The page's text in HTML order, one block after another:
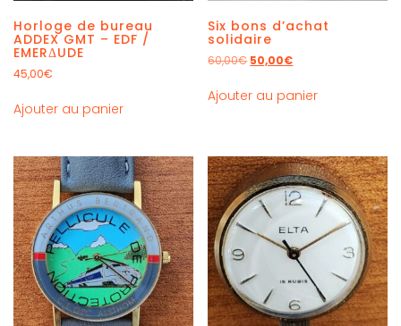
Horloge de bureau
ADDEX GMT – EDF /
EMERΔUDE
45,00€
Ajouter au panier
Six bons d’achat
solidaire
60,00€ 50,00€
Ajouter au panier